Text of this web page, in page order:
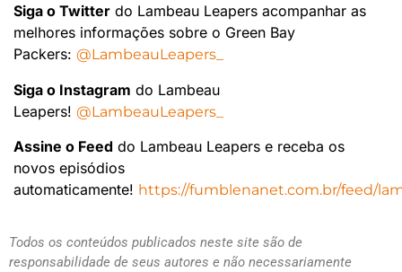
Siga o Twitter do Lambeau Leapers acompanhar as
melhores informações sobre o Green Bay
Packers: @LambeauLeapers_
Siga o Instagram do Lambeau
Leapers! @LambeauLeapers_
Assine o Feed do Lambeau Leapers e receba os
novos episódios
automaticamente! https://fumblenanet.com.br/feed/
Todos os conteúdos publicados neste site são de
responsabilidade de seus autores e não necessariamente